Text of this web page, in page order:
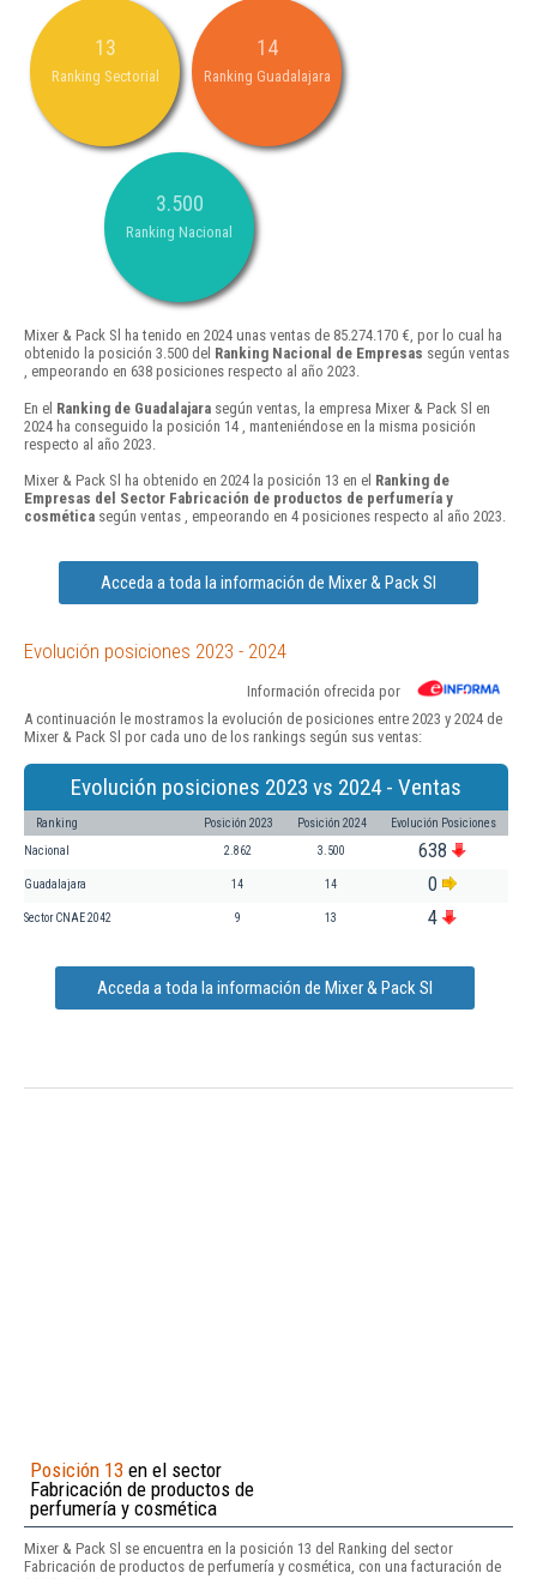
13
Ranking Sectorial
14
Ranking Guadalajara
3.500
Ranking Nacional
Mixer & Pack Sl ha tenido en 2024 unas ventas de 85.274.170 €, por lo cual ha
obtenido la posición 3.500 del Ranking Nacional de Empresas según ventas
, empeorando en 638 posiciones respecto al año 2023.
En el Ranking de Guadalajara según ventas, la empresa Mixer & Pack Sl en
2024 ha conseguido la posición 14 , manteniéndose en la misma posición
respecto al año 2023.
Mixer & Pack Sl ha obtenido en 2024 la posición 13 en el Ranking de
Empresas del Sector Fabricación de productos de perfumería y
cosmética según ventas , empeorando en 4 posiciones respecto al año 2023.
Acceda a toda la información de Mixer & Pack Sl
Evolución posiciones 2023 - 2024
Información ofrecida por
A continuación le mostramos la evolución de posiciones entre 2023 y 2024 de
Mixer & Pack Sl por cada uno de los rankings según sus ventas:
Evolución posiciones 2023 vs 2024 - Ventas
Ranking Posición 2023 Posición 2024 Evolución Posiciones
Nacional 2.862 3.500 638
Guadalajara 14 14 0
Sector CNAE 2042 9 13 4
Acceda a toda la información de Mixer & Pack Sl
Posición 13 en el sector
Fabricación de productos de
perfumería y cosmética
Mixer & Pack Sl se encuentra en la posición 13 del Ranking del sector
Fabricación de productos de perfumería y cosmética, con una facturación de